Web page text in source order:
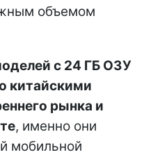
объемом
с 24 ГБ ОЗУ
китайскими
рынка и
, именно они
мобильной